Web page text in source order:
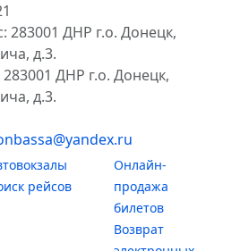
283001 ДНР г.о. Донецк,
д.3.
ДНР г.о. Донецк,
д.3.
рейсов
Онлайн-
продажа
билетов
Возврат